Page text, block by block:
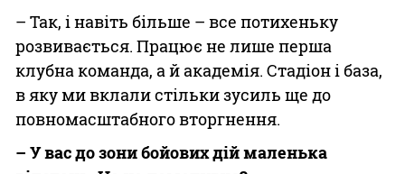
– Так, і навіть більше – все потихеньку
розвивається. Працює не лише перша
клубна команда, а й академія. Стадіон і база,
в яку ми вклали стільки зусиль ще до
повномасштабного вторгнення.
– У вас до зони бойових дій маленька